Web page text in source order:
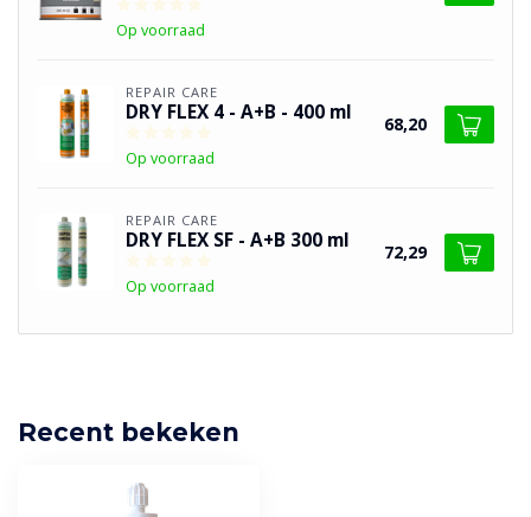
Op voorraad
REPAIR CARE
DRY FLEX 4 - A+B - 400 ml
Op voorraad
68,20
REPAIR CARE
DRY FLEX SF - A+B 300 ml
Op voorraad
72,29
Recent bekeken